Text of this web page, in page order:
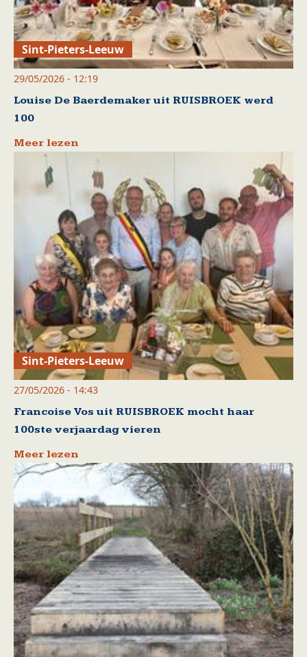
Sint-Pieters-Leeuw
29/05/2026 - 12:19
Louise De Baerdemaker uit RUISBROEK werd
100
Meer lezen
Sint-Pieters-Leeuw
27/05/2026 - 14:43
Francoise Vos uit RUISBROEK mocht haar
100ste verjaardag vieren
Meer lezen